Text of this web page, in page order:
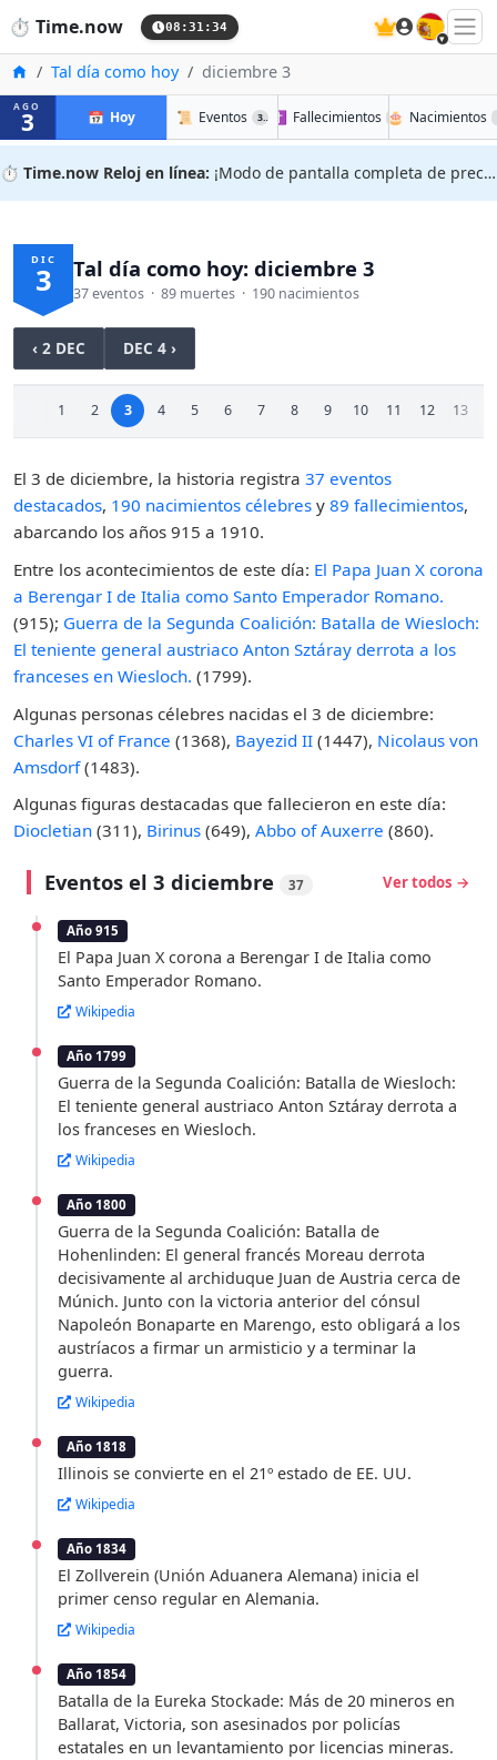
⏱️ Time.now 08:31:35 🇪🇸
InicioTal día como hoy diciembre 3
AGO
3 📅 Hoy 📜 Eventos 37 ✝️ Fallecimientos 89
🎂 Nacimientos
⏱️ Time.now Reloj en línea: ¡Modo de pantalla completa de precisión!
DIC
3 Tal día como hoy: diciembre 3
37 eventos · 89 muertes · 190 nacimientos
‹ 2 DEC DEC 4 ›
1 2 3 4 5 6 7 8 9 10 11 12 13
El 3 de diciembre, la historia registra 37 eventos
destacados, 190 nacimientos célebres y 89 fallecimientos,
abarcando los años 915 a 1910.
Entre los acontecimientos de este día: El Papa Juan X corona
a Berengar I de Italia como Santo Emperador Romano.
(915); Guerra de la Segunda Coalición: Batalla de Wiesloch:
El teniente general austriaco Anton Sztáray derrota a los
franceses en Wiesloch. (1799).
Algunas personas célebres nacidas el 3 de diciembre:
Charles VI of France (1368), Bayezid II (1447), Nicolaus von
Amsdorf(1483).
Algunas figuras destacadas que fallecieron en este día:
Diocletian (311), Birinus (649), Abbo of Auxerre (860).
Eventos el 3 diciembre 37 Ver todos →
Año 915
El Papa Juan X corona a Berengar I de Italia como
Santo Emperador Romano.
Wikipedia
Año 1799
Guerra de la Segunda Coalición: Batalla de Wiesloch:
El teniente general austriaco Anton Sztáray derrota a
los franceses en Wiesloch.
Wikipedia
Año 1800
Guerra de la Segunda Coalición: Batalla de
Hohenlinden: El general francés Moreau derrota
decisivamente al archiduque Juan de Austria cerca de
Múnich. Junto con la victoria anterior del cónsul
Napoleón Bonaparte en Marengo, esto obligará a los
austríacos a firmar un armisticio y a terminar la
guerra.
Wikipedia
Año 1818
Illinois se convierte en el 21º estado de EE. UU.
Wikipedia
Año 1834
El Zollverein (Unión Aduanera Alemana) inicia el
primer censo regular en Alemania.
Wikipedia
Año 1854
Batalla de la Eureka Stockade: Más de 20 mineros en
Ballarat, Victoria, son asesinados por policías
estatales en un levantamiento por licencias mineras.